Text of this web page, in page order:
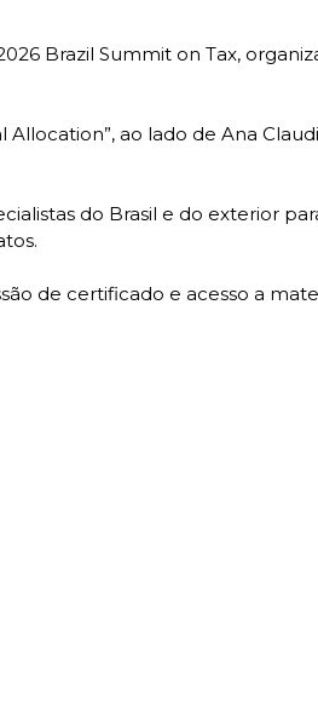
Brazil Summit on Tax,
ao lado de Ana
do Brasil e do exterior
de certificado e acesso a